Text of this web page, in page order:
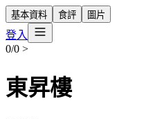
基本資料 食評 圖片
登入
0/0 >
東昇樓